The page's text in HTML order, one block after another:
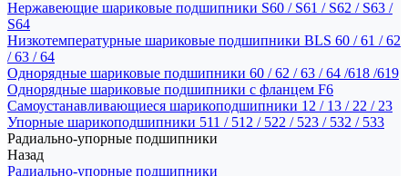
Нержавеющие шариковые подшипники S60 / S61 / S62 / S63 /
S64
Низкотемпературные шариковые подшипники BLS 60 / 61 / 62
/ 63 / 64
Однорядные шариковые подшипники 60 / 62 / 63 / 64 /618 /619
Однорядные шариковые подшипники с фланцем F6
Самоустанавливающиеся шарикоподшипники 12 / 13 / 22 / 23
Упорные шарикоподшипники 511 / 512 / 522 / 523 / 532 / 533
Радиально-упорные подшипники
Назад
Радиально-упорные подшипники